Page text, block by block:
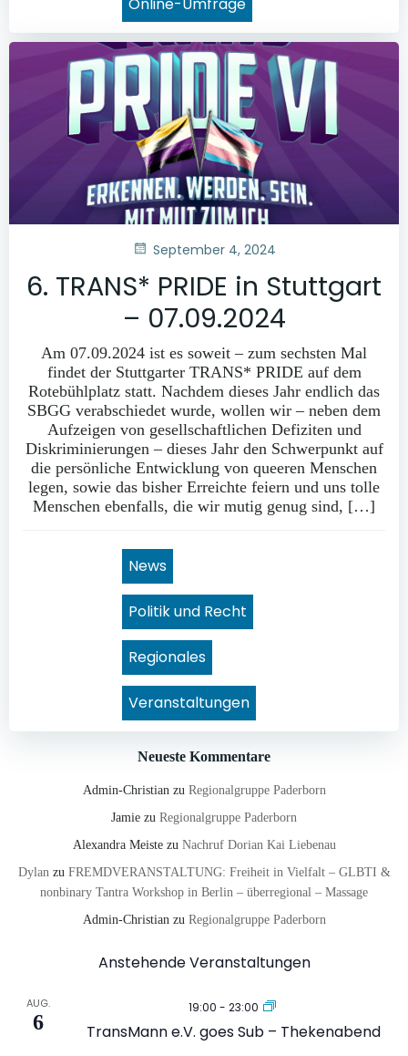
September 4, 2024
6. TRANS* PRIDE in Stuttgart
– 07.09.2024
Am 07.09.2024 ist es soweit – zum sechsten Mal
findet der Stuttgarter TRANS* PRIDE auf dem
Rotebühlplatz statt. Nachdem dieses Jahr endlich das
SBGG verabschiedet wurde, wollen wir – neben dem
Aufzeigen von gesellschaftlichen Defiziten und
Diskriminierungen – dieses Jahr den Schwerpunkt auf
die persönliche Entwicklung von queeren Menschen
legen, sowie das bisher Erreichte feiern und uns tolle
Menschen ebenfalls, die wir mutig genug sind, […]
News
Politik und Recht
Regionales
Veranstaltungen
Neueste Kommentare
Admin-Christian zu Regionalgruppe Paderborn
Jamie zu Regionalgruppe Paderborn
Alexandra Meistezu Nachruf Dorian Kai Liebenau
Dylan zu FREMDVERANSTALTUNG: Freiheit in Vielfalt – GLBTI &
nonbinary Tantra Workshop in Berlin – überregional – Massage
Admin-Christian zu Regionalgruppe Paderborn
Anstehende Veranstaltungen
AUG.
6
19:00 - 23:00
TransMann e.V. goes Sub – Thekenabend